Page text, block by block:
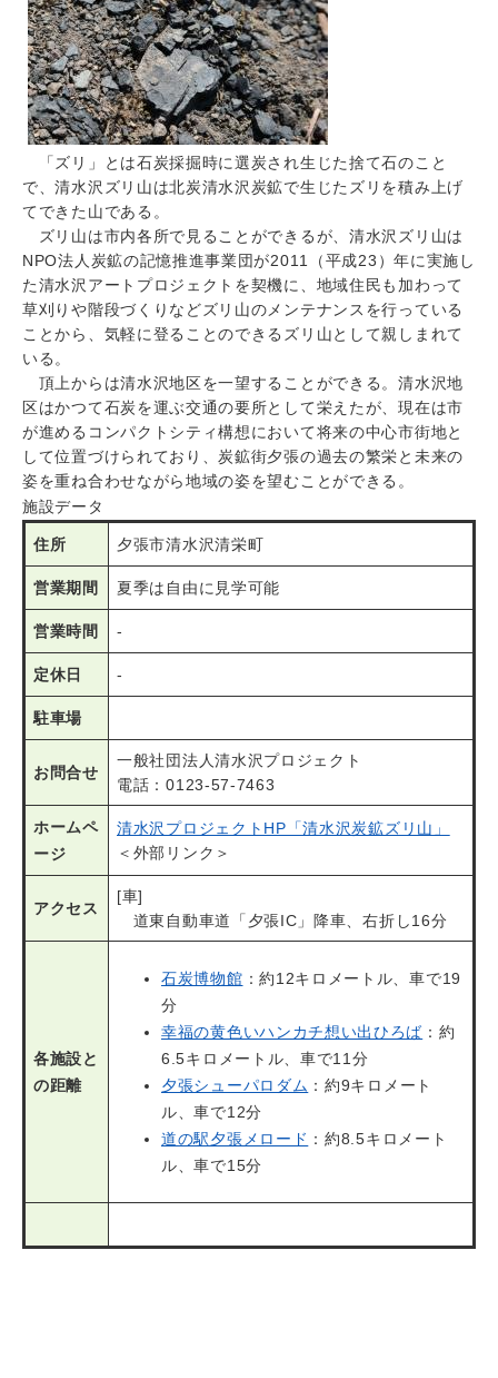
「ズリ」とは石炭採掘時に選炭され生じた捨て石のこと
で、清水沢ズリ山は北炭清水沢炭鉱で生じたズリを積み上げ
てできた山である。
ズリ山は市内各所で見ることができるが、清水沢ズリ山は
NPO法人炭鉱の記憶推進事業団が2011（平成23）年に実施し
た清水沢アートプロジェクトを契機に、地域住民も加わって
草刈りや階段づくりなどズリ山のメンテナンスを行っている
ことから、気軽に登ることのできるズリ山として親しまれて
いる。
頂上からは清水沢地区を一望することができる。清水沢地
区はかつて石炭を運ぶ交通の要所として栄えたが、現在は市
が進めるコンパクトシティ構想において将来の中心市街地と
して位置づけられており、炭鉱街夕張の過去の繁栄と未来の
姿を重ね合わせながら地域の姿を望むことができる。
施設データ
住所 夕張市清水沢清栄町
営業期間 夏季は自由に見学可能
営業時間 -
定休日 -
駐車場
お問合せ
一般社団法人清水沢プロジェクト
電話：0123-57-7463
ホームペ
ージ
清水沢プロジェクトHP「清水沢炭鉱ズリ山」
＜外部リンク＞
アクセス
[車]
道東自動車道「夕張IC」降車、右折し16分
各施設と
の距離
石炭博物館 ：約12キロメートル、車で19
分
幸福の黄色いハンカチ想い出ひろば ：約
6.5キロメートル、車で11分
夕張シューパロダム ：約9キロメート
ル、車で12分
道の駅夕張メロード ：約8.5キロメート
ル、車で15分